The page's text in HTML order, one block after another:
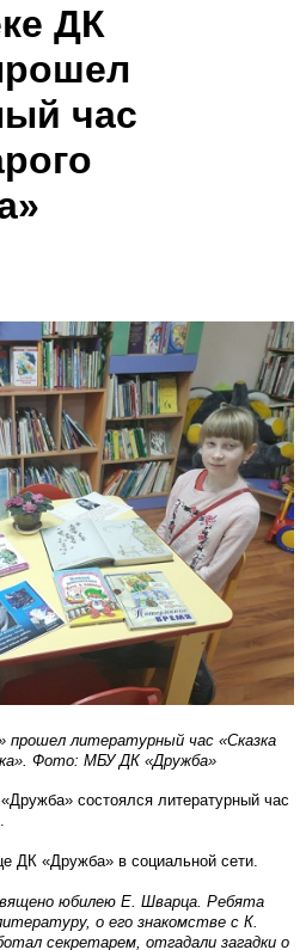
ДК
час
прошел литературный час «Сказка
Фото: МБУ ДК «Дружба»
состоялся литературный час
ДК «Дружба» в социальной сети.
юбилею Е. Шварца. Ребята
о его знакомстве с К.
секретарем, отгадали загадки о